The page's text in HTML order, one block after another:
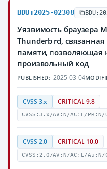
BDU:2025-02308
Уязвимость браузера
Thunderbird,
памяти, позволяющая
произвольный код
PUBLISHED: 2025-03-04
CVSS 3.x CRITICAL 9.8
CVSS:3.x/AV:N/AC:L/
CVSS 2.0 CRITICAL 10.0
CVSS:2.0/AV:N/AC:L/